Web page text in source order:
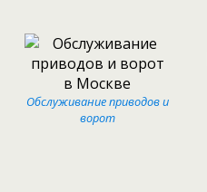
Обслуживание приводов и
ворот